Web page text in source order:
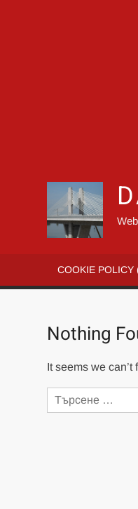
COOKIE POLICY
Nothing
It seems we